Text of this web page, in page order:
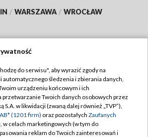
/ WARSZAWA / WROCŁAW
TVP
TVP
Regulamin TVP
Polityka prywatności
Moje zgody
do serwisu", aby wyrazić zgody na
śledzenia i zbierania danych,
urządzeniu końcowym i ich
Twoich danych osobowych przez
S.A. w likwidacji (zwaną dalej również „TVP”),
(1201 firm) oraz pozostałych Zaufanych
, w celach marketingowych (w tym do
reklam do Twoich zainteresowań i